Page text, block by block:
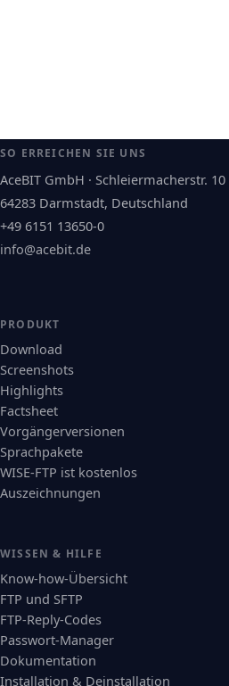
SO ERREICHEN SIE UNS
AceBIT GmbH · Schleiermacherstr. 10
64283 Darmstadt, Deutschland
+49 6151 13650-0
info@acebit.de
PRODUKT
Download
Screenshots
Highlights
Factsheet
Vorgängerversionen
Sprachpakete
WISE-FTP ist kostenlos
Auszeichnungen
WISSEN & HILFE
Know-how-Übersicht
FTP und SFTP
FTP-Reply-Codes
Passwort-Manager
Dokumentation
Installation & Deinstallation